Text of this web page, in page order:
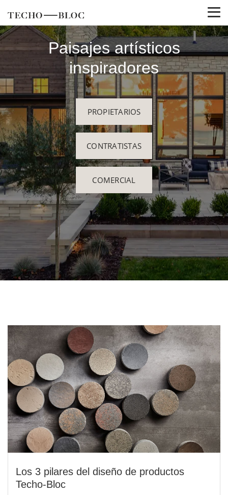
Paisajes artísticos
inspiradores
PROPIETARIOS
CONTRATISTAS
COMERCIAL
Los 3 pilares del diseño de productos
Techo-Bloc